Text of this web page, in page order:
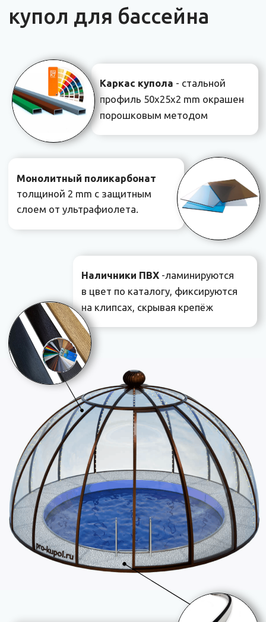
Вид сверху
Проект купола для
овального бассейна
Купол для бассейна и его
преимущества: